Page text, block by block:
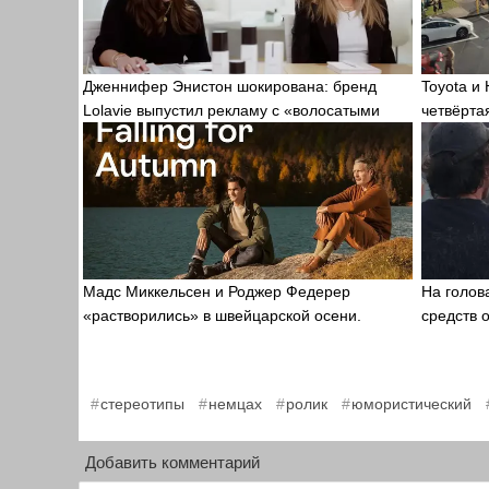
Дженнифер Энистон шокирована: бренд
Lolavie выпустил рекламу с «волосатыми
людьми»
Toyota и
бренда
Мадс Миккельсен и Роджер Федерер
«растворились» в швейцарской осени.
На
средств
стереотипы немцах ролик юмористический
Добавить комментарий